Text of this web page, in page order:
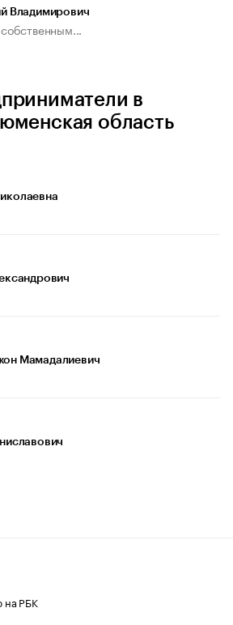
Владимирович
в
область
Мамадалиевич
на РБК